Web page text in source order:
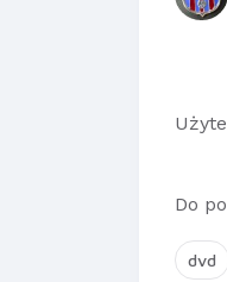
Do
dvd